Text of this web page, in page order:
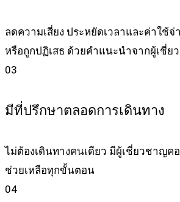
ลดความเสี่ยง ประหยัดเวลาและค่าใช้
หรือถูกปฏิเสธ ด้วยคำแนะนำจากผู้เชี่ย
03
มีที่ปรึกษาตลอดการเดินทาง
ไม่ต้องเดินทางคนเดียว มีผู้เชี่ยวชาญค
ช่วยเหลือทุกขั้นตอน
04